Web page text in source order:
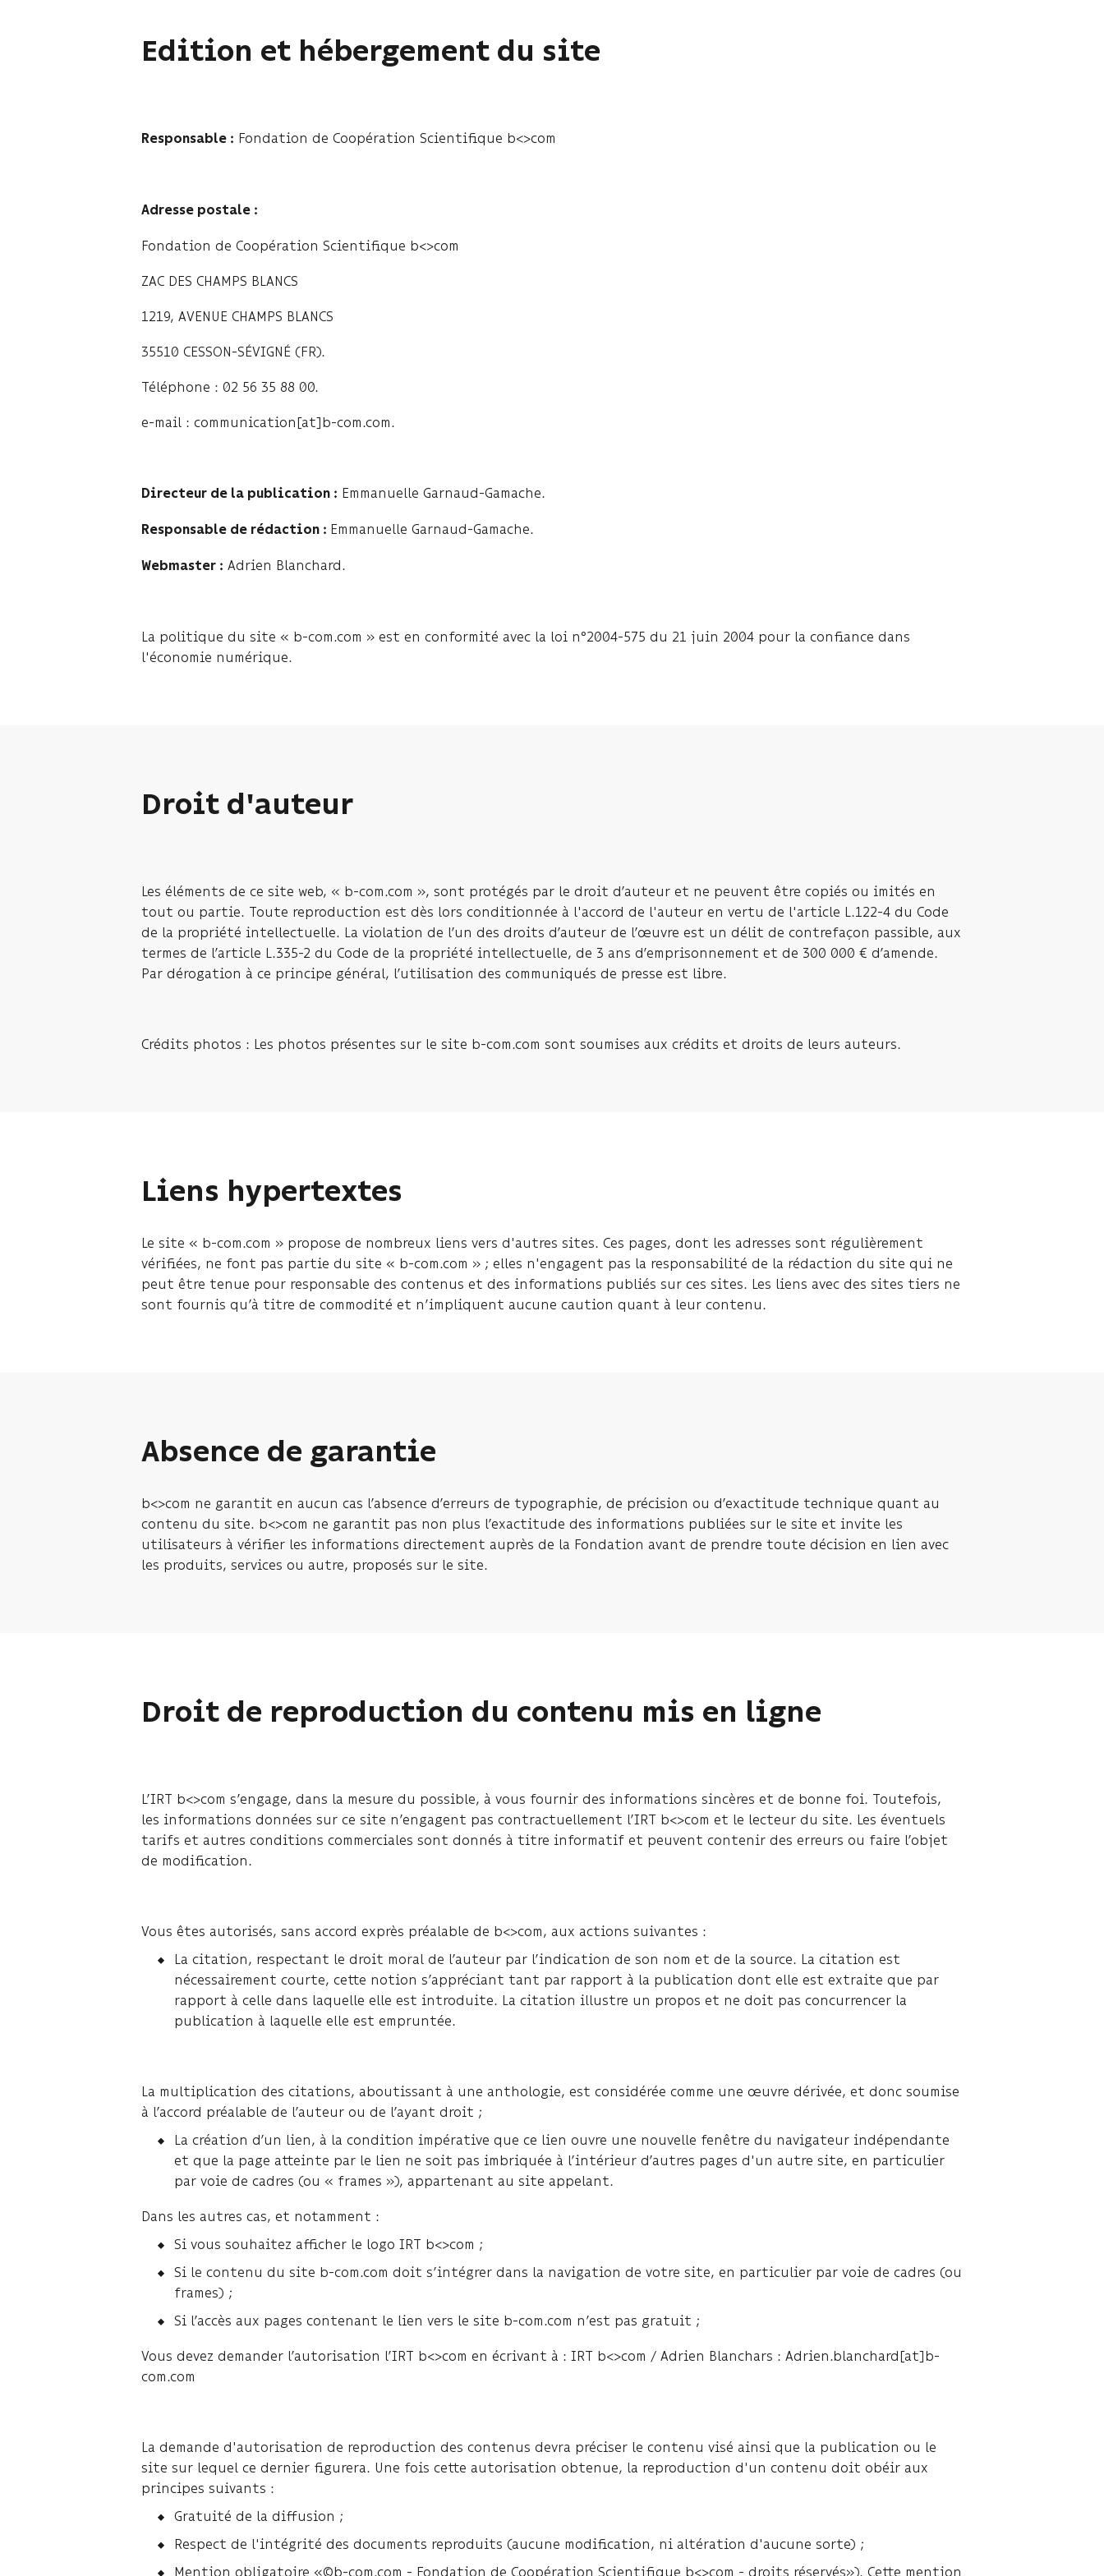
Edition et hébergement du site
Responsable : Fondation de Coopération Scientifique b<>com
Adresse postale :
Fondation de Coopération Scientifique b<>com
ZAC DES CHAMPS BLANCS
1219, AVENUE CHAMPS BLANCS
35510 CESSON-SÉVIGNÉ (FR).
Téléphone : 02 56 35 88 00.
e-mail : communication[at]b-com.com.
Directeur de la publication : Emmanuelle Garnaud-Gamache.
Responsable de rédaction : Emmanuelle Garnaud-Gamache.
Webmaster : Adrien Blanchard.
La politique du site « b-com.com » est en conformité avec la loi n°2004-575 du 21 juin 2004 pour la confiance dans
l'économie numérique.
Droit d'auteur
Les éléments de ce site web, « b-com.com », sont protégés par le droit d’auteur et ne peuvent être copiés ou imités en
tout ou partie. Toute reproduction est dès lors conditionnée à l'accord de l'auteur en vertu de l'article L.122-4 du Code
de la propriété intellectuelle. La violation de l’un des droits d’auteur de l’œuvre est un délit de contrefaçon passible, aux
termes de l’article L.335-2 du Code de la propriété intellectuelle, de 3 ans d’emprisonnement et de 300 000 € d’amende.
Par dérogation à ce principe général, l’utilisation des communiqués de presse est libre.
Crédits photos : Les photos présentes sur le site b-com.com sont soumises aux crédits et droits de leurs auteurs.
Liens hypertextes
Le site « b-com.com » propose de nombreux liens vers d'autres sites. Ces pages, dont les adresses sont régulièrement
vérifiées, ne font pas partie du site « b-com.com » ; elles n'engagent pas la responsabilité de la rédaction du site qui ne
peut être tenue pour responsable des contenus et des informations publiés sur ces sites. Les liens avec des sites tiers ne
sont fournis qu’à titre de commodité et n’impliquent aucune caution quant à leur contenu.
Absence de garantie
b<>com ne garantit en aucun cas l’absence d’erreurs de typographie, de précision ou d’exactitude technique quant au
contenu du site. b<>com ne garantit pas non plus l’exactitude des informations publiées sur le site et invite les
utilisateurs à vérifier les informations directement auprès de la Fondation avant de prendre toute décision en lien avec
les produits, services ou autre, proposés sur le site.
Droit de reproduction du contenu mis en ligne
L’IRT b<>com s’engage, dans la mesure du possible, à vous fournir des informations sincères et de bonne foi. Toutefois,
les informations données sur ce site n’engagent pas contractuellement l’IRT b<>com et le lecteur du site. Les éventuels
tarifs et autres conditions commerciales sont donnés à titre informatif et peuvent contenir des erreurs ou faire l’objet
de modification.
Vous êtes autorisés, sans accord exprès préalable de b<>com, aux actions suivantes :
La citation, respectant le droit moral de l’auteur par l’indication de son nom et de la source. La citation est
nécessairement courte, cette notion s’appréciant tant par rapport à la publication dont elle est extraite que par
rapport à celle dans laquelle elle est introduite. La citation illustre un propos et ne doit pas concurrencer la
publication à laquelle elle est empruntée.
La multiplication des citations, aboutissant à une anthologie, est considérée comme une œuvre dérivée, et donc soumise
à l’accord préalable de l’auteur ou de l’ayant droit ;
La création d’un lien, à la condition impérative que ce lien ouvre une nouvelle fenêtre du navigateur indépendante
et que la page atteinte par le lien ne soit pas imbriquée à l’intérieur d’autres pages d'un autre site, en particulier
par voie de cadres (ou « frames »), appartenant au site appelant.
Dans les autres cas, et notamment :
Si vous souhaitez afficher le logo IRT b<>com ;
Si le contenu du site b-com.com doit s’intégrer dans la navigation de votre site, en particulier par voie de cadres (ou
frames) ;
Si l’accès aux pages contenant le lien vers le site b-com.com n’est pas gratuit ;
Vous devez demander l’autorisation l’IRT b<>com en écrivant à : IRT b<>com / Adrien Blanchars : Adrien.blanchard[at]b-
com.com
La demande d'autorisation de reproduction des contenus devra préciser le contenu visé ainsi que la publication ou le
site sur lequel ce dernier figurera. Une fois cette autorisation obtenue, la reproduction d'un contenu doit obéir aux
principes suivants :
Gratuité de la diffusion ;
Respect de l'intégrité des documents reproduits (aucune modification, ni altération d'aucune sorte) ;
Mention obligatoire «©b-com.com - Fondation de Coopération Scientifique b<>com - droits réservés»). Cette mention